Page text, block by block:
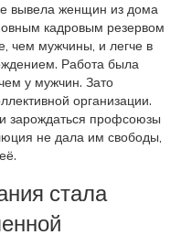
вывела женщин из дома
кадровым резервом
чем мужчины, и легче в
Работа была
у мужчин. Зато
организации.
зарождаться профсоюзы
не дала им свободы,
стала